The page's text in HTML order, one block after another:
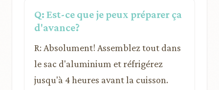
Q: Est-ce que je peux préparer ça
d'avance?
R: Absolument! Assemblez tout dans
le sac d'aluminium et réfrigérez
jusqu'à 4 heures avant la cuisson.